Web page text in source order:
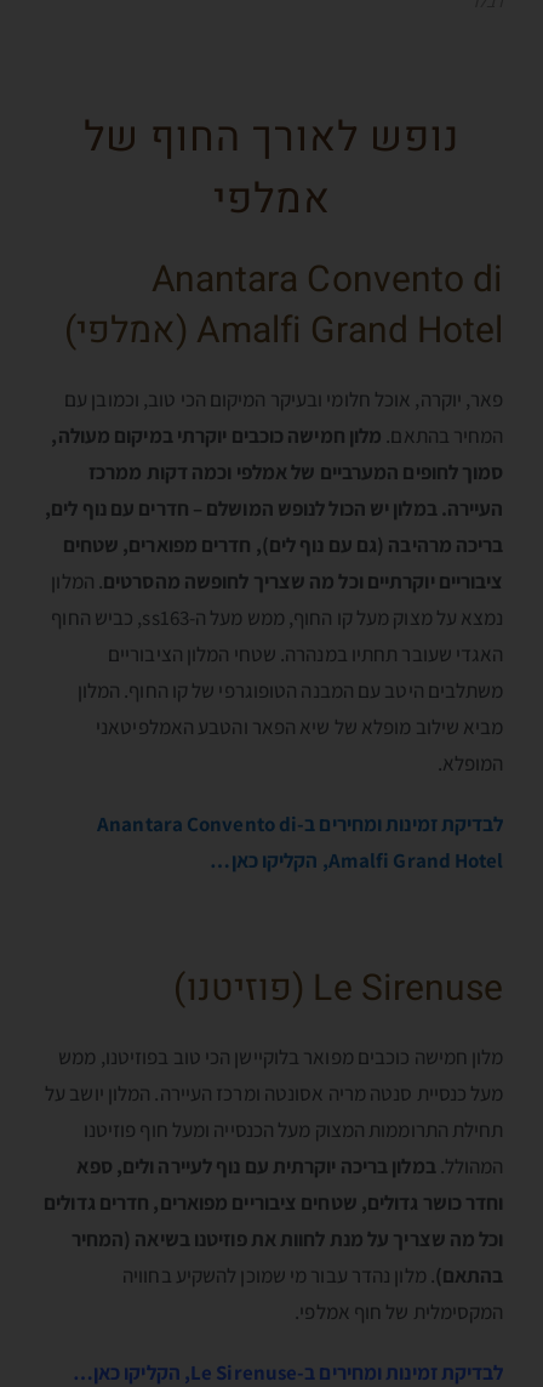
נופש לאורך החוף של
אמלפי
Anantara Convento di
Amalfi Grand Hotel (אמלפי)
פאר, יוקרה, אוכל חלומי ובעיקר המיקום הכי טוב, וכמובן עם
המחיר בהתאם. מלון חמישה כוכבים יוקרתי במיקום מעולה,
סמוך לחופים המערביים של אמלפי וכמה דקות ממרכז
העיירה. במלון יש הכול לנופש המושלם – חדרים עם נוף לים,
בריכה מרהיבה (גם עם נוף לים), חדרים מפוארים, שטחים
ציבוריים יוקרתיים וכל מה שצריך לחופשה מהסרטים. המלון
נמצא על מצוק מעל קו החוף, ממש מעל ה-ss163, כביש החוף
האגדי שעובר תחתיו במנהרה. שטחי המלון הציבוריים
משתלבים היטב עם המבנה הטופוגרפי של קו החוף. המלון
מביא שילוב מופלא של שיא הפאר והטבע האמלפיטאני
המופלא.
לבדיקת זמינות ומחירים ב-Anantara Convento di
Amalfi Grand Hotel, הקליקו כאן…
Le Sirenuse (פוזיטנו)
מלון חמישה כוכבים מפואר בלוקיישן הכי טוב בפוזיטנו, ממש
מעל כנסיית סנטה מריה אסונטה ומרכז העיירה. המלון יושב על
תחילת התרוממות המצוק מעל הכנסייה ומעל חוף פוזיטנו
המהולל. במלון בריכה יוקרתית עם נוף לעיירה ולים, ספא
וחדר כושר גדולים, שטחים ציבוריים מפוארים, חדרים גדולים
וכל מה שצריך על מנת לחוות את פוזיטנו בשיאה (המחיר
בהתאם). מלון נהדר עבור מי שמוכן להשקיע בחוויה
המקסימלית של חוף אמלפי.
לבדיקת זמינות ומחירים ב-Le Sirenuse, הקליקו כאן…